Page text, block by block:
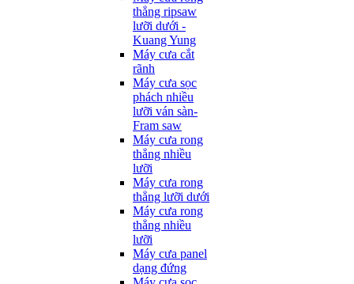
thẳng ripsaw
lưỡi dưới -
Kuang Yung
Máy cưa cắt
rãnh
Máy cưa sọc
phách nhiều
lưỡi ván sàn-
Fram saw
Máy cưa rong
thẳng nhiều
lưỡi
Máy cưa rong
thẳng lưỡi dưới
Máy cưa rong
thẳng nhiều
lưỡi
Máy cưa panel
dạng đứng